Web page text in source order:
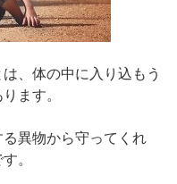
、体の中に入り込もう
ます。
異物から守ってくれ
。